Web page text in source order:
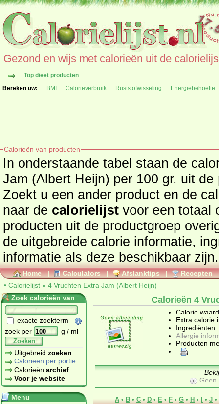
Gezond en wijs met calorieën uit de
Top dieet producten
Bereken uw:
BMI Calorieverbruik Ruststofwisseling Energiebehoefte
Calorieën van producten
In onderstaande tabel staan de
Jam (Albert Heijn) per 100 gr. uit
Zoekt u een ander product en de
naar de calorielijst voor een totaal
producten uit de productgroep
de uitgebreide calorie informatie,
informatie als deze beschikbaar zijn.
Home | Calculators | Afslanktips | Recepten
• Calorielijst » 4 Vruchten Extra Jam (Albert Heijn)
Zoek calorieën van
exacte zoekterm
zoek per
g / ml
Zoeken
Uitgebreid zoeken
Calorieën per portie
Calorieën archief
Voor je website
Menu
Calorieën 4
Calorie
Extra calorie
Ingrediënten
Allergie
Producten
Geen
A • B • C • D • E • F • G • H • I • J •